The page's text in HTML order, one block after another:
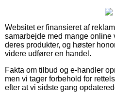
Websitet er finansieret af
samarbejde med mange online
deres produkter, og høster
videre udfører en handel.
Fakta om tilbud og e-handler
men vi tager forbehold for
efter at vi sidste gang